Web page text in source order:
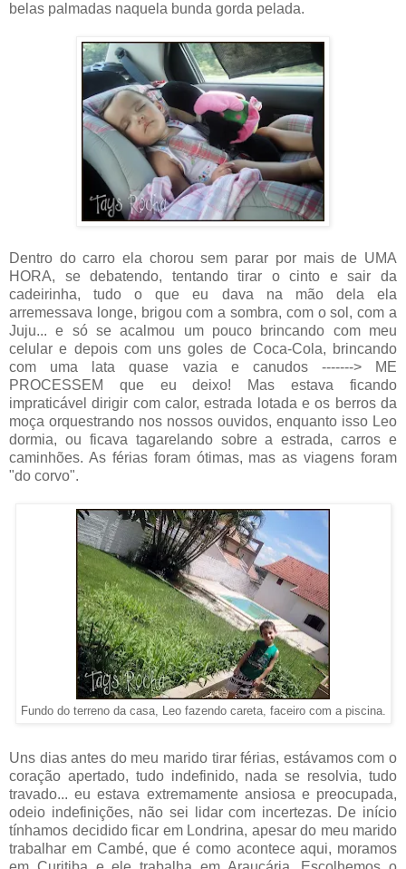
belas palmadas naquela bunda gorda pelada.
Dentro do carro ela chorou sem parar por mais de UMA
HORA, se debatendo, tentando tirar o cinto e sair da
cadeirinha, tudo o que eu dava na mão dela ela
arremessava longe, brigou com a sombra, com o sol, com a
Juju... e só se acalmou um pouco brincando com meu
celular e depois com uns goles de Coca-Cola, brincando
com uma lata quase vazia e canudos -------> ME
PROCESSEM que eu deixo! Mas estava ficando
impraticável dirigir com calor, estrada lotada e os berros da
moça orquestrando nos nossos ouvidos, enquanto isso Leo
dormia, ou ficava tagarelando sobre a estrada, carros e
caminhões. As férias foram ótimas, mas as viagens foram
"do corvo".
Fundo do terreno da casa, Leo fazendo careta, faceiro com a piscina.
Uns dias antes do meu marido tirar férias, estávamos com o
coração apertado, tudo indefinido, nada se resolvia, tudo
travado... eu estava extremamente ansiosa e preocupada,
odeio indefinições, não sei lidar com incertezas. De início
tínhamos decidido ficar em Londrina, apesar do meu marido
trabalhar em Cambé, que é como acontece aqui, moramos